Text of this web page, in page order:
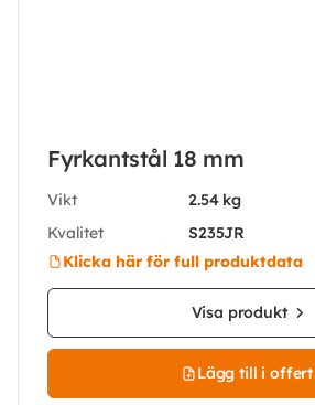
Fyrkantstål 18 mm
Vikt
2.54 kg
Kvalitet
S235JR
Klicka här för full produktdata
Visa produkt
Lägg till i offert